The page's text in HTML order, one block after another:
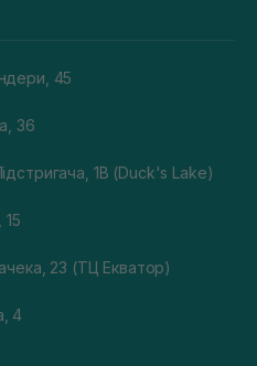
45
36
1В (Duck's Lake)
15
23 (ТЦ Екватор)
4